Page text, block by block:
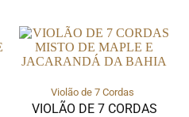
Violão de 7 Cordas
VIOLÃO DE 7 CORDAS